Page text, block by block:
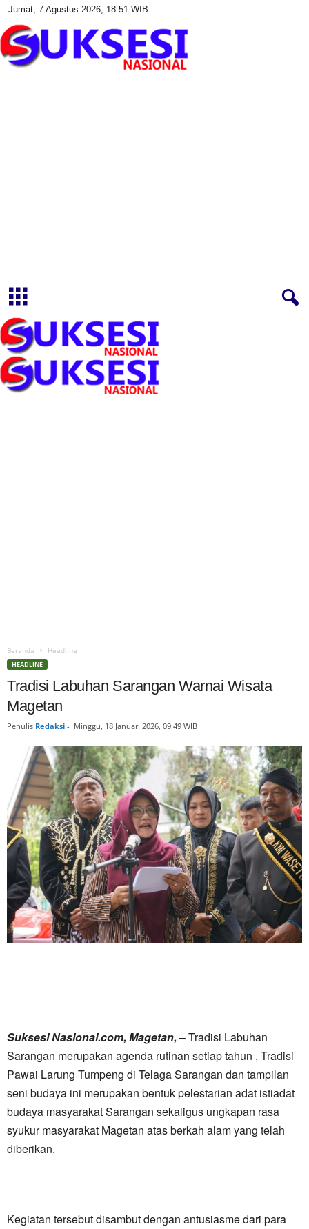
Jumat, 7 Agustus 2026, 18:51 WIB
Beranda Headline
HEADLINE
Tradisi Labuhan Sarangan Warnai Wisata
Magetan
Penulis Redaksi - Minggu, 18 Januari 2026, 09:49 WIB
Suksesi Nasional.com, Magetan, – Tradisi Labuhan
Sarangan merupakan agenda rutinan setiap tahun , Tradisi
Pawai Larung Tumpeng di Telaga Sarangan dan tampilan
seni budaya ini merupakan bentuk pelestarian adat istiadat
budaya masyarakat Sarangan sekaligus ungkapan rasa
syukur masyarakat Magetan atas berkah alam yang telah
diberikan.
Kegiatan tersebut disambut dengan antusiasme dari para